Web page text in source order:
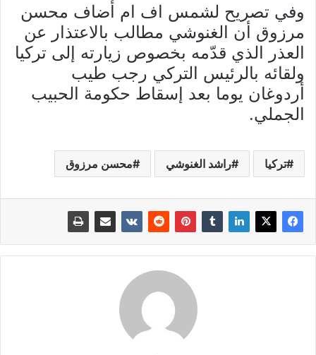
وفي تصريح لشمس اف ام أضاف محسن
مرزوق أن الغنوشي مطالب بالاعتذار عن
العذر الذي قدّمه بخصوص زيارته إلى تركيا
ولقائه بالرئيس التركي رجب طيب
أردوغان يوما بعد إسقاط حكومة الحبيب
الجملي.
تركيا راشد الغنوشي محسن مرزوق